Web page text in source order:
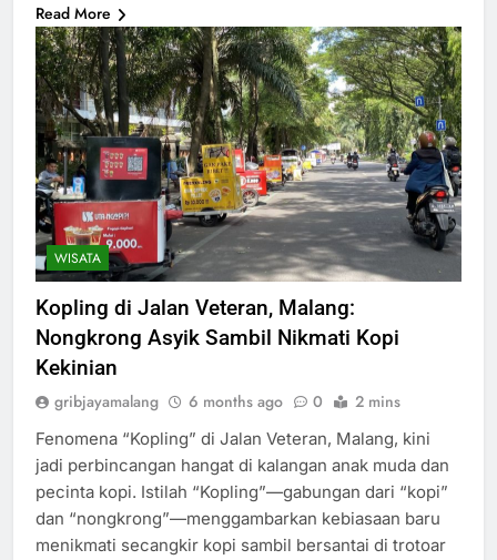
Read More
WISATA
Kopling di Jalan Veteran, Malang:
Nongkrong Asyik Sambil Nikmati Kopi
Kekinian
gribjayamalang 6 months ago 0 2 mins
Fenomena “Kopling” di Jalan Veteran, Malang, kini
jadi perbincangan hangat di kalangan anak muda dan
pecinta kopi. Istilah “Kopling”—gabungan dari “kopi”
dan “nongkrong”—menggambarkan kebiasaan baru
menikmati secangkir kopi sambil bersantai di trotoar